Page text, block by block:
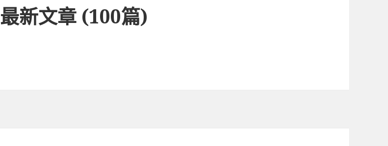
最新文章 (100篇)